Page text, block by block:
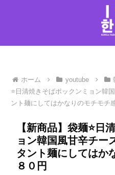
ホーム youtube
⭐日清焼きそばポックンミョン韓
ント麺にしてはかなりのモチモチ
【新商品】袋麺⭐日
ョン韓国風甘辛チー
タント麺にしてはか
８０円